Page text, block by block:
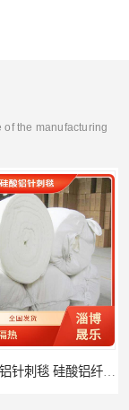
the manufacturing